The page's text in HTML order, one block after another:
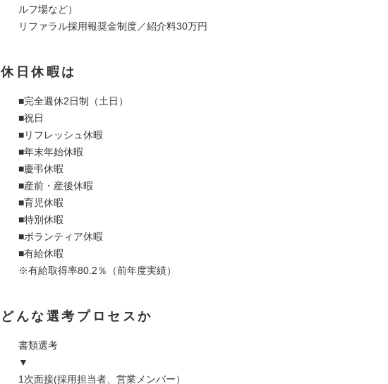
ルフ場など）
リファラル採用報奨金制度／紹介料30万円
休日休暇は
■完全週休2日制（土日）
■祝日
■リフレッシュ休暇
■年末年始休暇
■慶弔休暇
■産前・産後休暇
■育児休暇
■特別休暇
■ボランティア休暇
■有給休暇
※有給取得率80.2％（前年度実績）
どんな選考プロセスか
書類選考
▼
1次面接(採用担当者、営業メンバー）